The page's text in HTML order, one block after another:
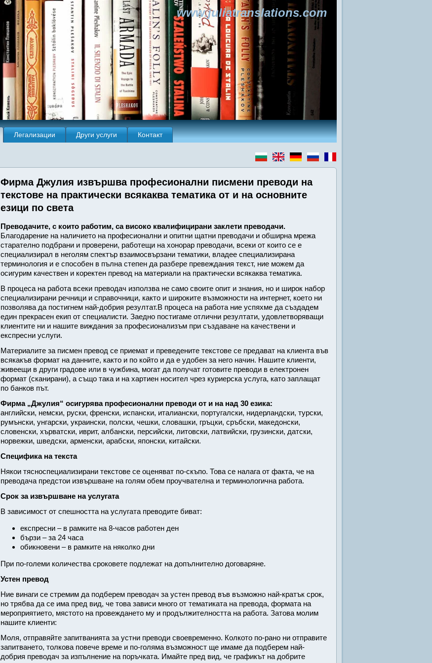
www.juliatranslations.com
Легализации Други услуги Контакт
Фирма Джулия извършва професионални писмени преводи на
текстове на практически всякаква тематика от и на основните
езици по света
Преводачите, с които работим, са високо квалифицирани заклети преводачи.
Благодарение на наличието на професионални и опитни щатни преводачи и обширна мрежа
старателно подбрани и проверени, работещи на хонорар преводачи, всеки от които се е
специализирал в неголям спектър взаимосвързани тематики, владее специализирана
терминология и е способен в пълна степен да разбере превеждания текст, ние можем да
осигурим качествен и коректен превод на материали на практически всякаква тематика.
В процеса на работа всеки преводач използва не само своите опит и знания, но и широк набор
специализирани речници и справочници, както и широките възможности на интернет, което ни
позволява да постигнем най-добрия резултат.В процеса на работа ние успяхме да създадем
един прекрасен екип от специалисти. Заедно постигаме отлични резултати, удовлетворяващи
клиентите ни и нашите виждания за професионализъм при създаване на качествени и
експресни услуги.
Материалите за писмен превод се приемат и преведените текстове се предават на клиента във
всякакъв формат на данните, както и по който и да е удобен за него начин. Нашите клиенти,
живеещи в други градове или в чужбина, могат да получат готовите преводи в електронен
формат (сканирани), а също така и на хартиен носител чрез куриерска услуга, като заплащат
по банков път.
Фирма „Джулия“ осигурява професионални преводи от и на над 30 езика:
английски, немски, руски, френски, испански, италиански, португалски, нидерландски, турски,
румънски, унгарски, украински, полски, чешки, словашки, гръцки, сръбски, македонски,
словенски, хърватски, иврит, албански, персийски, литовски, латвийски, грузински, датски,
норвежки, шведски, арменски, арабски, японски, китайски.
Специфика на текста
Някои тясноспециализирани текстове се оценяват по-скъпо. Това се налага от факта, че на
преводача предстои извършване на голям обем проучвателна и терминологична работа.
Срок за извършване на услугата
В зависимост от спешността на услугата преводите биват:
експресни – в рамките на 8-часов работен ден
бързи – за 24 часа
обикновени – в рамките на няколко дни
При по-големи количества сроковете подлежат на допълнително договаряне.
Устен превод
Ние винаги се стремим да подберем преводач за устен превод във възможно най-кратък срок,
но трябва да се има пред вид, че това зависи много от тематиката на превода, формата на
мероприятието, мястото на провеждането му и продължителността на работа. Затова молим
нашите клиенти:
Моля, отправяйте запитванията за устни преводи своевременно. Колкото по-рано ни отправите
запитването, толкова повече време и по-голяма възможност ще имаме да подберем най-
добрия преводач за изпълнение на поръчката. Имайте пред вид, че графикът на добрите